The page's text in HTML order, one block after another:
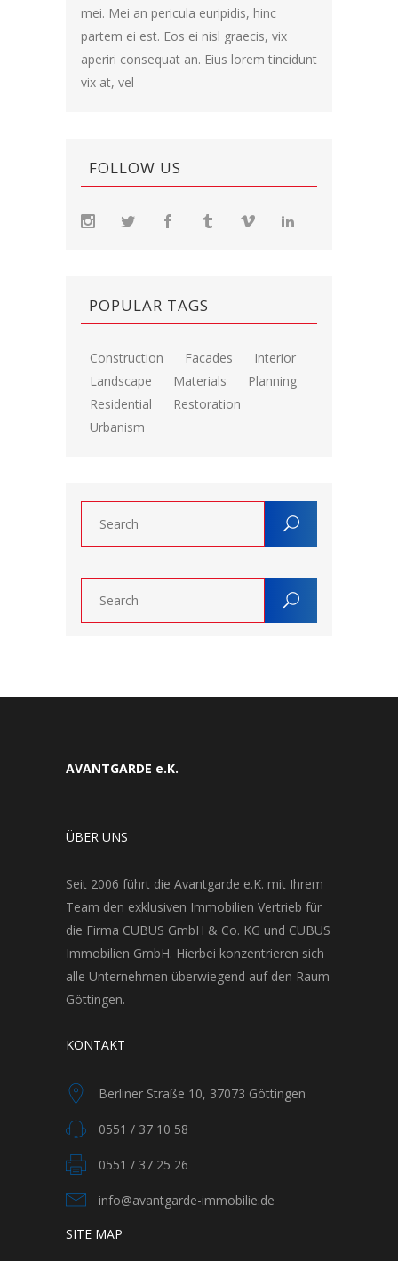
mei. Mei an pericula euripidis, hinc
partem ei est. Eos ei nisl graecis, vix
aperiri consequat an. Eius lorem tincidunt
vix at, vel
FOLLOW US
POPULAR TAGS
Construction Facades
Interior
Landscape
Materials
Planning
Residential
Restoration
Urbanism
AVANTGARDE e.K.
ÜBER UNS
Seit 2006 führt die Avantgarde e.K. mit Ihrem
Team den exklusiven Immobilien Vertrieb für
die Firma CUBUS GmbH & Co. KG und CUBUS
Immobilien GmbH. Hierbei konzentrieren sich
alle Unternehmen überwiegend auf den Raum
Göttingen.
KONTAKT
Berliner Straße 10, 37073 Göttingen
0551 / 37 10 58
0551 / 37 25 26
info@avantgarde-immobilie.de
SITE MAP